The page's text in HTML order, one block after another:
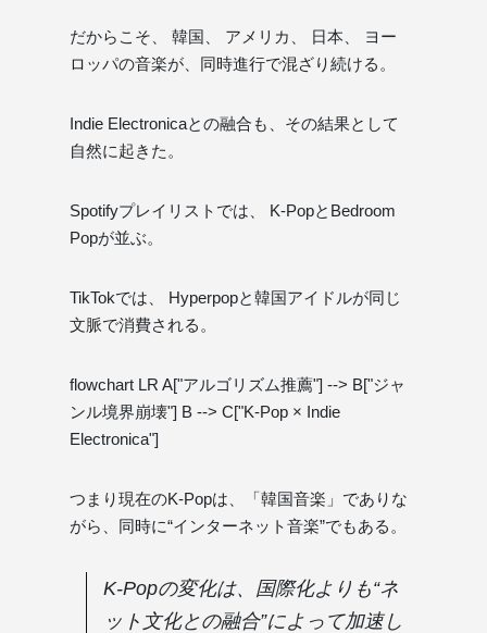
だからこそ、 韓国、 アメリカ、 日本、 ヨー
ロッパの音楽が、同時進行で混ざり続ける。
Indie Electronicaとの融合も、その結果として
自然に起きた。
Spotifyプレイリストでは、 K-PopとBedroom
Popが並ぶ。
TikTokでは、 Hyperpopと韓国アイドルが同じ
文脈で消費される。
flowchart LR A["アルゴリズム推薦"] --> B["ジャ
ンル境界崩壊"] B --> C["K-Pop × Indie
Electronica"]
つまり現在のK-Popは、「韓国音楽」でありな
がら、同時に“インターネット音楽”でもある。
K-Popの変化は、国際化よりも“ネ
ット文化との融合”によって加速し